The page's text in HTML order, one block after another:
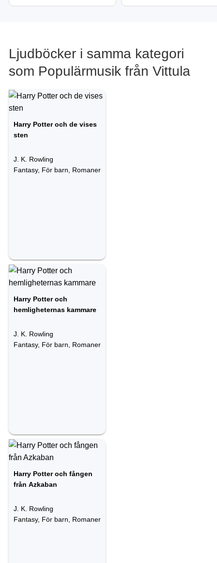
Ljudböcker i samma kategori
som Populärmusik från Vittula
Harry Potter och de vises
sten
J. K. Rowling
Fantasy, För barn, Romaner
Harry Potter och
hemligheternas kammare
J. K. Rowling
Fantasy, För barn, Romaner
Harry Potter och fången
från Azkaban
J. K. Rowling
Fantasy, För barn, Romaner